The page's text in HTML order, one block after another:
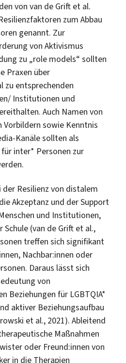
von van de Grift et al.
zum Abbau
genannt. Zur
von Aktivismus
zu „role models“ sollten
Praxen über
entsprechenden
Institutionen und
Auch Namen von
Vorbildern sowie Kenntnis
Kanäle sollten als
inter* Personen zur
der Resilienz von distalem
Akzeptanz und der Support
und Institutionen,
(van de Grift et al.,
treffen sich signifikant
Nachbar:innen oder
Daraus lässt sich
von
Beziehungen für LGBTQIA*
aktiver Beziehungsaufbau
et al., 2021). Ableitend
Maßnahmen
oder Freund:innen von
in die Therapien